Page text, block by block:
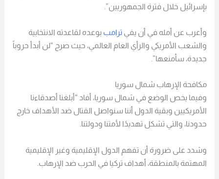
بإسرائيل خلال فترة الجمهوريين”.
وأعرب عن أمله في أن يفي ترامب بوعده لقاعدته الانتخابية
والشعب الأمريكي والرأي العام العالمي، حيث صرح “لن أبدأ حروباً
جديدة، سأمنعها”.
مكافحة الإرهاب شمال سوريا
وفيما يخص الوضع في شمال سوريا، أفاد “أبلغنا أصدقاءنا
الأمريكيين وبقية الدول أننا سنواصل القتال ضد الأهداف خارج
حدودنا، والتي تشكل تهديدًا لأمتنا ودولتنا.
وشدد على ضرورة أن تفهم الدول الإقليمية وغير الإقليمية
المهتمة بالمنطقة، أهداف تركيا في الحرب ضد الإرهاب.